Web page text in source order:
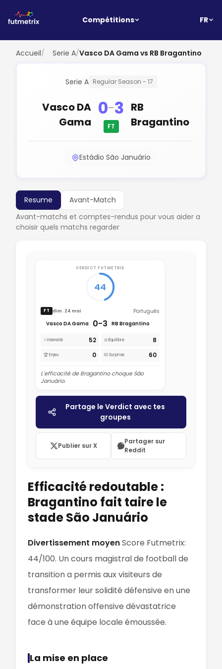
Compétitions FR
Accueil/ Serie A/Vasco DA Gama vs RB Bragantino
Serie A Regular Season - 17
Vasco DA
Gama
0-3
FT
RB
Bragantino
Estádio São Januário
Resume
Avant-Match
Avant-matchs et comptes-rendus pour vous aider a
choisir quels matchs regarder
VERDICT FUTMETRIX
44
FT dim. 24 mai
Português
Vasco DA Gama 0-3 RB Bragantino
⚡ Intensité 52 ⚖️ Équilibre 8
🏆 Enjeu 0 🎲 Surprise 60
L'efficacité de Bragantino choque São
Januário.
Partage le Verdict avec tes
groupes
Publier sur X
Partager sur
Reddit
Efficacité redoutable :
Bragantino fait taire le
stade São Januário
Divertissement moyenScore Futmetrix:
44/100. Un cours magistral de football de
transition a permis aux visiteurs de
transformer leur solidité défensive en une
démonstration offensive dévastatrice
face à une équipe locale émoussée.
La mise en place